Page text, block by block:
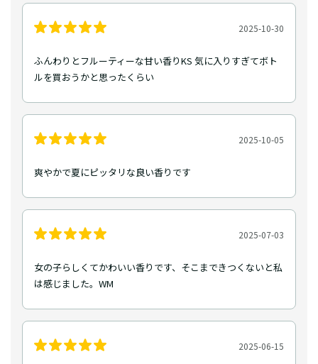
2025-10-30
ふんわりとフルーティーな甘い香りKS 気に入りすぎてボト
ルを買おうかと思ったくらい
2025-10-05
爽やかで夏にピッタリな良い香りです
2025-07-03
女の子らしくてかわいい香りです、そこまできつくないと私
は感じました。WM
2025-06-15